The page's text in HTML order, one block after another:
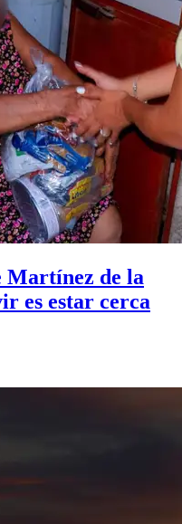
Martínez de la
es estar cerca